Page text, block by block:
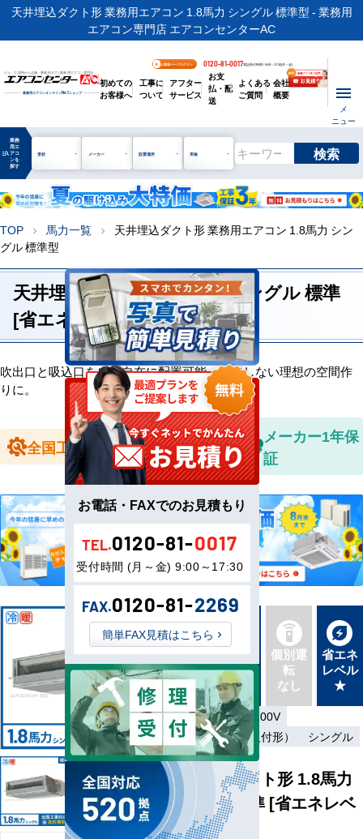
天井埋込ダクト形 業務用エアコン 1.8馬力 シングル 標準型 - 業務用
エアコン専門店 エアコンセンターAC
ビル・工場用から店舗・事務所まで | 業務用エアコン専門店
業務用エアコンオンラインNo.1ショップ
お客様ページログイン 0120-81-0017電話受付時間 / 9:00～17:30(月～金)
初めての
お客様へ
工事に
ついて
アフター
サービス
お支
払・配
送
よくある
ご質問
会社
概要
メ
ニュー
manage_search
業務
用エ
アコ
ンを
探す
形状 メーカー 設置場所 用途 検索
TOP chevron_right 馬力一覧 chevron_right
天井埋込ダクト形 業務用エアコン 1.8馬力 シン
グル 標準型
天井埋込ダクト形 1.8馬力 シングル 標準
[省エネレベル1]
吹出口と吸込口を自由自在に配置可能。妥協しない理想の空間作
りに。
全国工事対応
全国送料無
料
メーカー1年保
証
新品直
送
最新機
種
同機種
タイプ
別あり
個別運
転
なし
省エネ
レベル
★
単相200V／三相200V
ワイヤード（壁取付形）
シングル
天井埋込ダクト形 1.8馬力
シングル 標準 [省エネレベ
ル1]
お電話・FAXでのお見積もり
TEL.0120-81-0017
受付時間 (月～金) 9:00～17:30
FAX.0120-81-2269
簡単FAX見積はこちら